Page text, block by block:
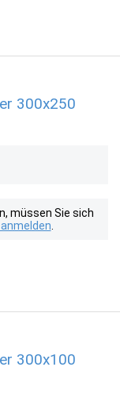
300x250
müssen Sie sich
300x100